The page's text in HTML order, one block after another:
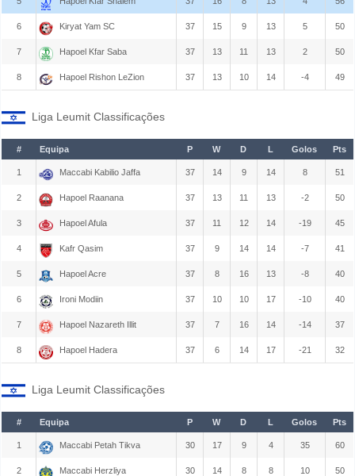
6 Kiryat Yam SC 37 15 9 13 5 50
7 Hapoel Kfar Saba 37 13 11 13 2 50
8 Hapoel Rishon LeZion 37 13 10 14 -4 49
Liga Leumit Classificações
# Equipa P W D L Golos Pts
1 Maccabi Kabilio Jaffa 37 14 9 14 8 51
2 Hapoel Raanana 37 13 11 13 -2 50
3 Hapoel Afula 37 11 12 14 -19 45
4 Kafr Qasim 37 9 14 14 -7 41
5 Hapoel Acre 37 8 16 13 -8 40
6 Ironi Modiin 37 10 10 17 -10 40
7 Hapoel Nazareth Illit 37 7 16 14 -14 37
8 Hapoel Hadera 37 6 14 17 -21 32
Liga Leumit Classificações
# Equipa P W D L Golos Pts
1 Maccabi Petah Tikva 30 17 9 4 35 60
2 Maccabi Herzliya 30 14 8 8 10 50